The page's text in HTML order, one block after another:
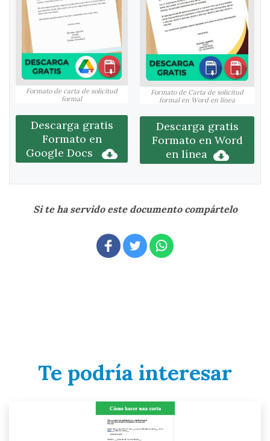
Formato de carta de solicitud
formal
Descarga gratis
Formato en
Google Docs
Formato de Carta de solicitud
formal en Word en línea
Descarga gratis
Formato en Word
en línea
Si te ha servido este documento compártelo
Te podría interesar